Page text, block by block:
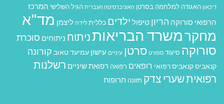
דיכאון האגודה למלחמה בסרטן האוניברסיטה העברית הגיל השלישי המרכז
הרפואי סורוקה הריון טיפול ילדים כללית לידה ליצמן מד"א
מחקרמשרד הבריאותניתוח ניתוחים סוכרת
סורוקה סיעוד ספורט סרטן עיניים עישון עמיעד טאוב קורונה
קנאביסקנאביס רפואי רופאים רפואה רפואת שיניים רשלנות
רפואיתשערי צדק תזונה תרופות